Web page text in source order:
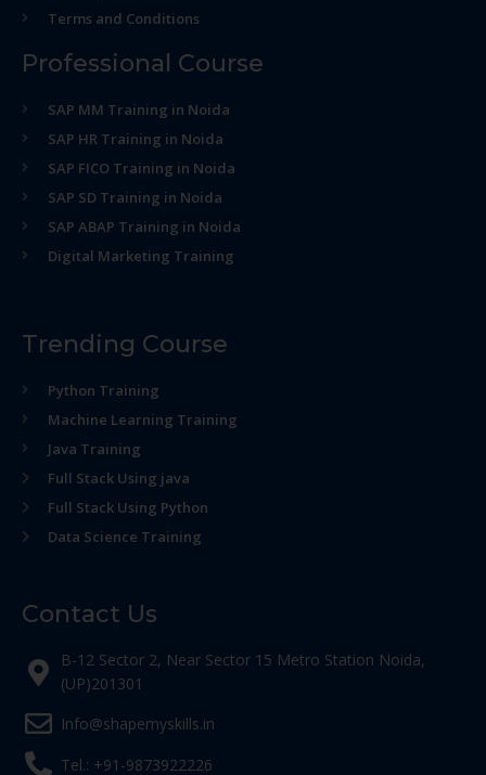
Terms and Conditions
Professional Course
SAP MM Training in Noida
SAP HR Training in Noida
SAP FICO Training in Noida
SAP SD Training in Noida
SAP ABAP Training in Noida
Digital Marketing Training
Trending Course
Python Training
Machine Learning Training
Java Training
Full Stack Using java
Full Stack Using Python
Data Science Training
Contact Us
B-12 Sector 2, Near Sector 15 Metro Station Noida,
(UP)201301
Info@shapemyskills.in
Tel.: +91-9873922226